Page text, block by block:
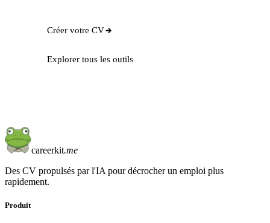
Créer votre CV
Explorer tous les outils
careerkit.me
Des CV propulsés par l'IA pour décrocher un emploi plus
rapidement.
Produit